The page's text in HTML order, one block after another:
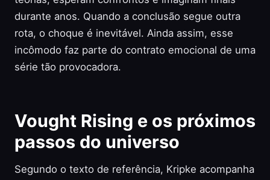
durante anos. Quando a conclusão segue outra
rota, o choque é inevitável. Ainda assim, esse
incômodo faz parte do contrato emocional de uma
série tão provocadora.
Vought Rising e os próximos
passos do universo
Segundo o texto de referência, Kripke acompanha